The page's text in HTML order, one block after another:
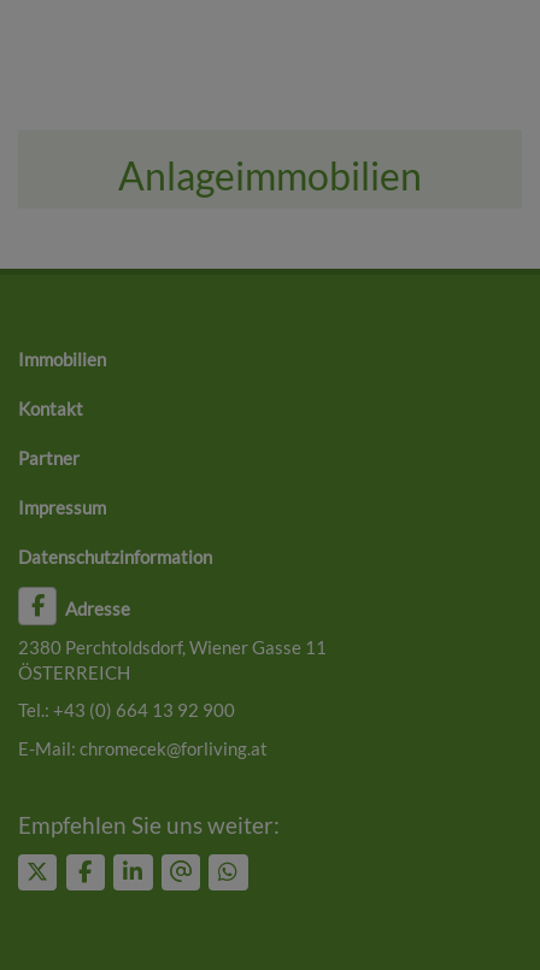
Anlageimmobilien
Immobilien
Kontakt
Partner
Impressum
Datenschutzinformation
Adresse
2380 Perchtoldsdorf, Wiener Gasse 11
ÖSTERREICH
Tel.: +43 (0) 664 13 92 900
E-Mail: chromecek@forliving.at
Empfehlen Sie uns weiter: